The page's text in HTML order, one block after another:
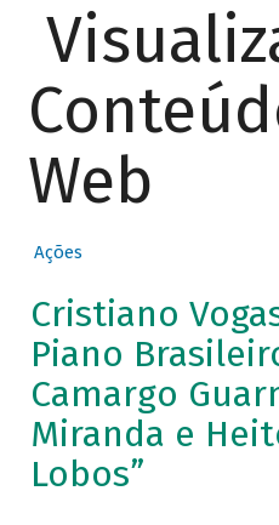
Web
Ações
Cristiano
Piano
Camargo
Miranda e
Lobos”